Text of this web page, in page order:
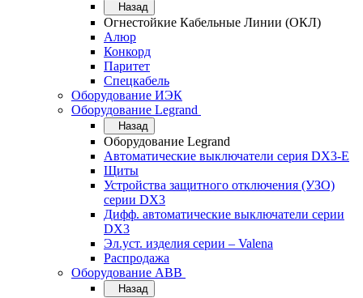
Назад
Огнестойкие Кабельные Линии (ОКЛ)
Алюр
Конкорд
Паритет
Спецкабель
Оборудование ИЭК
Оборудование Legrand
Назад
Оборудование Legrand
Автоматические выключатели серия DX3-E
Щиты
Устройства защитного отключения (УЗО)
серии DX3
Дифф. автоматические выключатели серии
DX3
Эл.уст. изделия серии – Valena
Распродажа
Оборудование АВВ
Назад